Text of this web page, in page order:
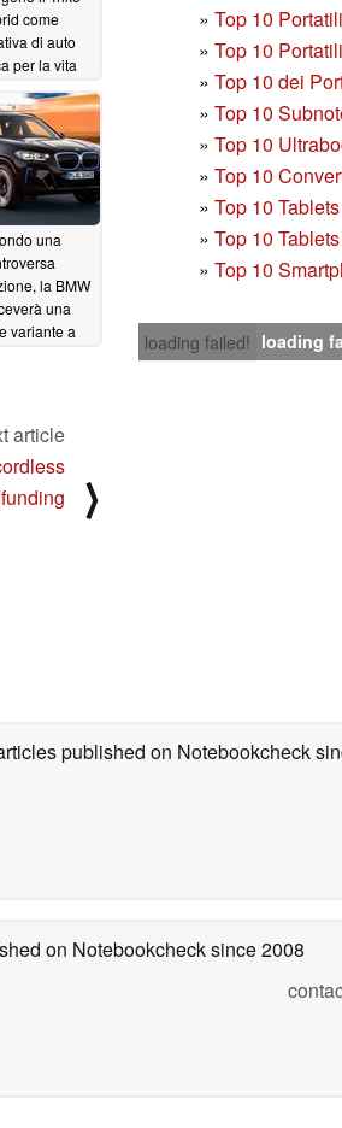
» Top 10
» Top 10
» Top 10 dei
» Top 10
» Top 10
» Top 10
» Top 10 Tablets
» Top 10
» Top 10
loading failed! loading
come
di auto
per la vita
20/2023
una
la BMW
una
variante a
article
⟩
published on Notebookcheck
on Notebookchecksince 2008